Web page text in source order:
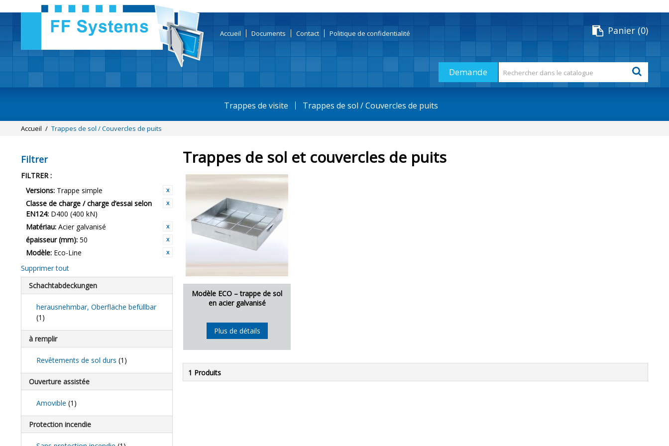
Accueil Documents Contact Politique de confidentialité Panier 0
Trappes de visite Trappes de sol / Couvercles de puits
Demande
Accueil / Trappes de sol / Couvercles de puits
Filtrer
FILTRER :
Versions: Trappe simple
Classe de charge / charge d’essai selon
EN124: D400 (400 kN)
Matériau: Acier galvanisé
épaisseur (mm): 50
Modèle: Eco-Line
Supprimer tout
Schachtabdeckungen
herausnehmbar, Oberfläche befüllbar
(1)
à remplir
Revêtements de sol durs (1)
Ouverture assistée
Amovible (1)
Protection incendie
Trappes de sol et couvercles de puits
Modèle ECO – trappe de sol
en acier galvanisé
Plus de détails
1 Produits